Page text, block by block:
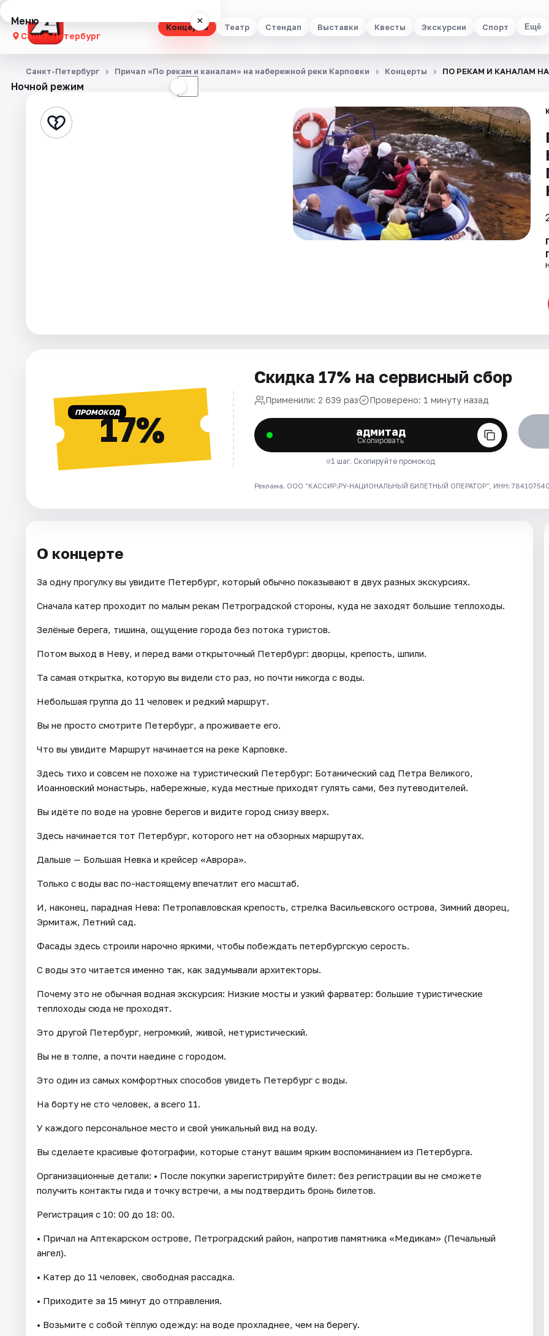
Концерты Театр Стендап Выставки Квесты Экскурсии Спорт Ещё
Меню ×
Санкт-Петербург
Концерты
Стендап
Площадки
Ночной режим ☾
Санкт-Петербург Причал «По рекам и каналам» на набережной реки Карповки Концерты ПО РЕКАМ И КАНАЛАМ
ПРОМОКОД17%
Скидка 17% на сервисный сбор
Применили: 2 639 раз Проверено: 1 минуту назад
адмитад
Скопировать
1 шаг. Скопируйте промокод
Реклама. ООО "КАССИР.РУ-НАЦИОНАЛЬНЫЙ БИЛЕТНЫЙ ОПЕРАТОР", ИНН: 7841075409
О концерте
За одну прогулку вы увидите Петербург, который обычно показывают в двух разных экскурсиях.
Сначала катер проходит по малым рекам Петроградской стороны, куда не заходят большие теплоходы.
Зелёные берега, тишина, ощущение города без потока туристов.
Потом выход в Неву, и перед вами открыточный Петербург: дворцы, крепость, шпили.
Та самая открытка, которую вы видели сто раз, но почти никогда с воды.
Небольшая группа до 11 человек и редкий маршрут.
Вы не просто смотрите Петербург, а проживаете его.
Что вы увидите Маршрут начинается на реке Карповке.
Здесь тихо и совсем не похоже на туристический Петербург: Ботанический сад Петра Великого,
Иоанновский монастырь, набережные, куда местные приходят гулять сами, без путеводителей.
Вы идёте по воде на уровне берегов и видите город снизу вверх.
Здесь начинается тот Петербург, которого нет на обзорных маршрутах.
Дальше — Большая Невка и крейсер «Аврора».
Только с воды вас по-настоящему впечатлит его масштаб.
И, наконец, парадная Нева: Петропавловская крепость, стрелка Васильевского острова, Зимний дворец,
Эрмитаж, Летний сад.
Фасады здесь строили нарочно яркими, чтобы побеждать петербургскую серость.
С воды это читается именно так, как задумывали архитекторы.
Почему это не обычная водная экскурсия: Низкие мосты и узкий фарватер: большие туристические
теплоходы сюда не проходят.
Это другой Петербург, негромкий, живой, нетуристический.
Вы не в толпе, а почти наедине с городом.
Это один из самых комфортных способов увидеть Петербург с воды.
На борту не сто человек, а всего 11.
У каждого персональное место и свой уникальный вид на воду.
Вы сделаете красивые фотографии, которые станут вашим ярким воспоминанием из Петербурга.
Организационные детали: • После покупки зарегистрируйте билет: без регистрации вы не сможете
получить контакты гида и точку встречи, а мы подтвердить бронь билетов.
Регистрация с 10: 00 до 18: 00.
• Причал на Аптекарском острове, Петроградский район, напротив памятника «Медикам» (Печальный
ангел).
• Катер до 11 человек, свободная рассадка.
• Приходите за 15 минут до отправления.
• Возьмите с собой тёплую одежду: на воде прохладнее, чем на берегу.